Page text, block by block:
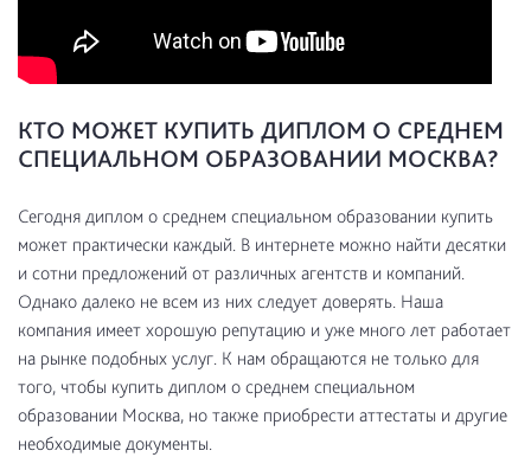
КТО МОЖЕТ КУПИТЬ ДИПЛОМ О СРЕДНЕМ
СПЕЦИАЛЬНОМ ОБРАЗОВАНИИ МОСКВА?
Сегодня диплом о среднем специальном образовании купить
может практически каждый. В интернете можно найти десятки
и сотни предложений от различных агентств и компаний.
Однако далеко не всем из них следует доверять. Наша
компания имеет хорошую репутацию и уже много лет работает
на рынке подобных услуг. К нам обращаются не только для
того, чтобы купить диплом о среднем специальном
образовании Москва, но также приобрести аттестаты и другие
необходимые документы.